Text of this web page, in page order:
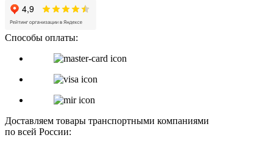
Способы оплаты:
Доставляем товары транспортными компаниями
по всей России: